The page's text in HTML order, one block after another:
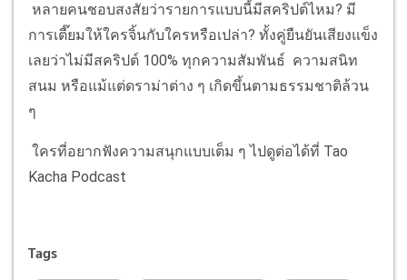
หลายคนชอบสงสัยว่ารายการแบบนี้มีสคริปต์ไหม? มี
การเตี๊ยมให้ใครจิ้นกับใครหรือเปล่า? ทั้งคู่ยืนยันเสียงแข็ง
เลยว่าไม่มีสคริปต์ 100% ทุกความสัมพันธ์ ความสนิท
สนม หรือแม้แต่ดราม่าต่าง ๆ เกิดขึ้นตามธรรมชาติล้วน
ๆ
ใครที่อยากฟังความสนุกแบบเต็ม ๆ ไปดูต่อได้ที่ Tao
Kacha Podcast
Tags